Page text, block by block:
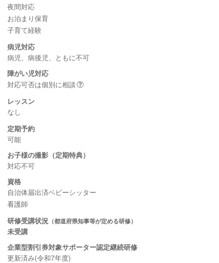
夜間対応
お泊まり保育
子育て経験
病児対応
病児、病後児、ともに不可
障がい児対応
対応可否は個別に相談
レッスン
なし
定期予約
可能
お子様の撮影（定期特典）
対応不可
資格
自治体届出済ベビーシッター
看護師
研修受講状況 （都道府県知事等が定める研修）
未受講
企業型割引券対象サポーター認定継続研修
更新済み(令和7年度)